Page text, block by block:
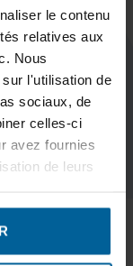
le contenu
relatives aux
Nous
l'utilisation de
sociaux, de
celles-ci
avez fournies
de leurs